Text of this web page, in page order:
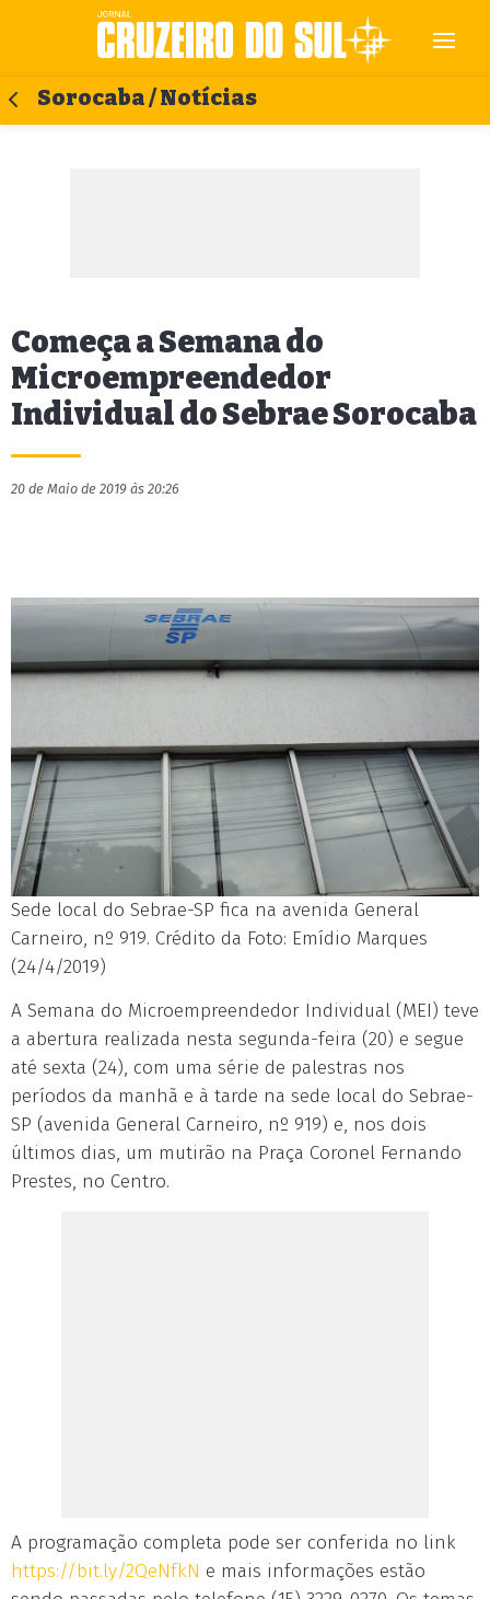
Sorocaba / Notícias
Começa a Semana do
Microempreendedor
Individual do Sebrae Sorocaba
20 de Maio de 2019 às 20:26
Sede local do Sebrae-SP fica na avenida General
Carneiro, nº 919. Crédito da Foto: Emídio Marques
(24/4/2019)
A Semana do Microempreendedor Individual (MEI) teve
a abertura realizada nesta segunda-feira (20) e segue
até sexta (24), com uma série de palestras nos
períodos da manhã e à tarde na sede local do Sebrae-
SP (avenida General Carneiro, nº 919) e, nos dois
últimos dias, um mutirão na Praça Coronel Fernando
Prestes, no Centro.
A programação completa pode ser conferida no link
https://bit.ly/2QeNfkN e mais informações estão